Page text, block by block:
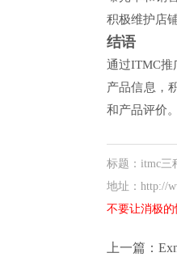
积极维护店
结语
通过ITMC推
产品信息，
和产品评价
标题：itmc三
地址：http://
不要让消极
上一篇：